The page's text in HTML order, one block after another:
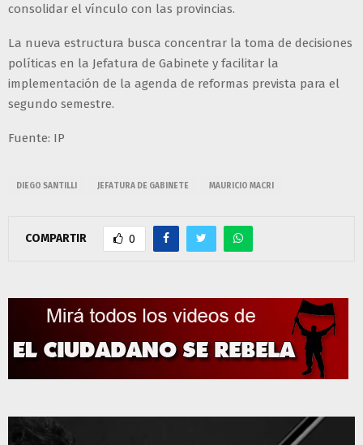
consolidar el vínculo con las provincias.
La nueva estructura busca concentrar la toma de decisiones
políticas en la Jefatura de Gabinete y facilitar la
implementación de la agenda de reformas prevista para el
segundo semestre.
Fuente: IP
DIEGO SANTILLI JEFATURA DE GABINETE MAURICIO MACRI
COMPARTIR 0